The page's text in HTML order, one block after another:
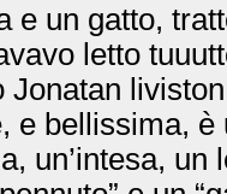
e un gatto,
letto
e bellissima, è
un’intesa, un